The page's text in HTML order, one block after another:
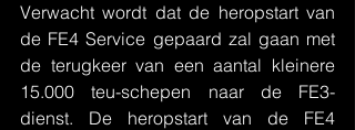
Verwacht wordt dat de heropstart van
de FE4 Service gepaard zal gaan met
de terugkeer van een aantal kleinere
15.000 teu-schepen naar de FE3-
dienst. De heropstart van de FE4